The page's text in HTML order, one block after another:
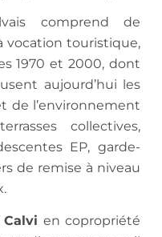
comprend de
vocation touristique,
1970 et 2000, dont
aujourd’hui les
de l’environnement
collectives,
EP, garde-
de remise à niveau
en copropriété